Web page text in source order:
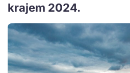
krajem 2024.